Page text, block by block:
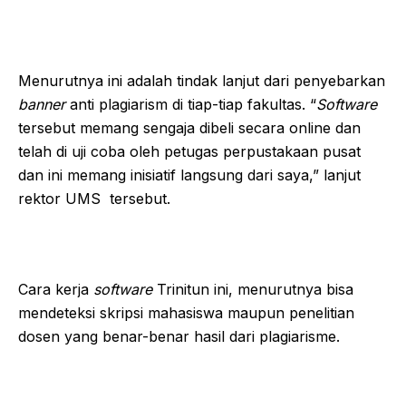
Menurutnya ini adalah tindak lanjut dari penyebarkan
banneranti plagiarism di tiap-tiap fakultas. “Software
tersebut memang sengaja dibeli secara online dan
telah di uji coba oleh petugas perpustakaan pusat
dan ini memang inisiatif langsung dari saya,” lanjut
rektor UMS tersebut.
Cara kerja softwareTrinitun ini, menurutnya bisa
mendeteksi skripsi mahasiswa maupun penelitian
dosen yang benar-benar hasil dari plagiarisme.